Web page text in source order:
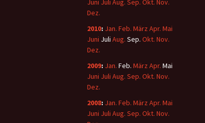
Juni Juli Aug. Sep. Okt. Nov.
Dez.
2010: Jan. Feb. März Apr. Mai
Juni Juli Aug. Sep. Okt. Nov.
Dez.
2009: Jan. Feb. März Apr. Mai
Juni Juli Aug. Sep. Okt. Nov.
Dez.
2008: Jan. Feb. März Apr. Mai
Juni Juli Aug. Sep. Okt. Nov.